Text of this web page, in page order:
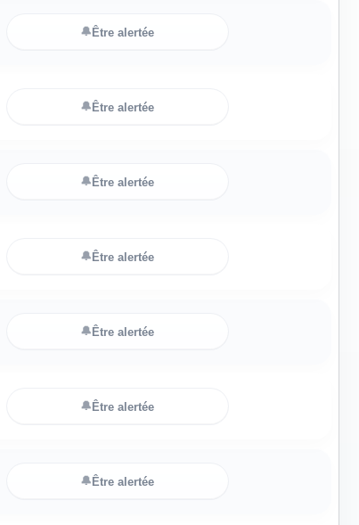
🔔Être alertée
🔔Être alertée
🔔Être alertée
🔔Être alertée
🔔Être alertée
🔔Être alertée
🔔Être alertée